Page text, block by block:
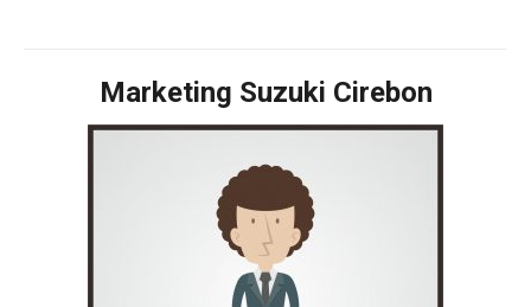
Marketing Suzuki Cirebon